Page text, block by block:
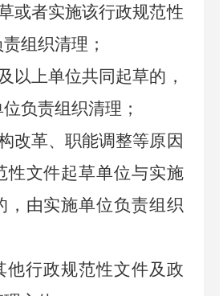
或者实施该行政规范性
组织清理；
以上单位共同起草的，
负责组织清理；
改革、职能调整等原因
性文件起草单位与实施
，由实施单位负责组织
他行政规范性文件及政